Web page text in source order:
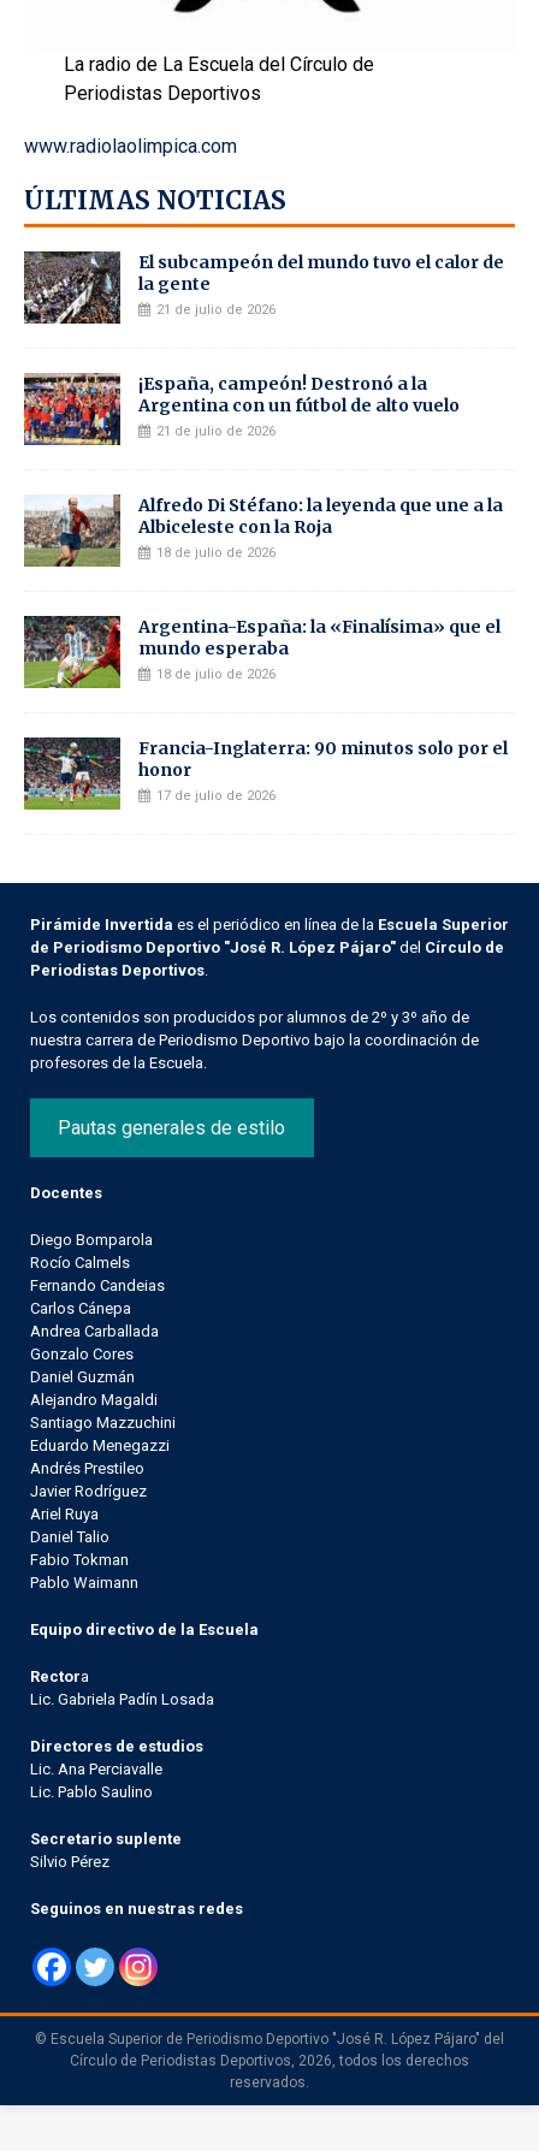
La radio de La Escuela del Círculo de
Periodistas Deportivos
www.radiolaolimpica.com
ÚLTIMAS NOTICIAS
El subcampeón del mundo tuvo el calor de
la gente
21 de julio de 2026
¡España, campeón! Destronó a la
Argentina con un fútbol de alto vuelo
21 de julio de 2026
Alfredo Di Stéfano: la leyenda que une a la
Albiceleste con la Roja
18 de julio de 2026
Argentina-España: la «Finalísima» que el
mundo esperaba
18 de julio de 2026
Francia-Inglaterra: 90 minutos solo por el
honor
17 de julio de 2026
Pirámide Invertida es el periódico en línea de la Escuela Superior
de Periodismo Deportivo "José R. López Pájaro" del Círculo de
Periodistas Deportivos
Los contenidos son producidos por alumnos de 2º y 3º año de
nuestra carrera de Periodismo Deportivo bajo la coordinación de
profesores de la Escuela.
Pautas generales de estilo
Docentes
Diego Bomparola
Rocío Calmels
Fernando Candeias
Carlos Cánepa
Andrea Carballada
Gonzalo Cores
Daniel Guzmán
Alejandro Magaldi
Santiago Mazzuchini
Eduardo Menegazzi
Andrés Prestileo
Javier Rodríguez
Ariel Ruya
Daniel Talio
Fabio Tokman
Pablo Waimann
Equipo directivo de la Escuela
Rectora
Lic. Gabriela Padín Losada
Directores de estudios
Lic. Ana Perciavalle
Lic. Pablo Saulino
Secretario suplente
Silvio Pérez
Seguinos en nuestras redes
© Escuela Superior de Periodismo Deportivo "José R. López Pájaro" del
Círculo de Periodistas Deportivos, 2026, todos los derechos
reservados.